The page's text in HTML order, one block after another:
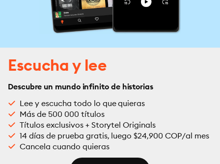
Escucha y lee
Descubre un mundo infinito de historias
Lee y escucha todo lo que quieras
Más de 500 000 títulos
Títulos exclusivos + Storytel Originals
14 días de prueba gratis, luego $24,900 COP/al mes
Cancela cuando quieras